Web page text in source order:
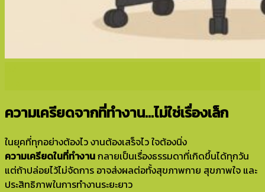
ความเครียดจากที่ทำงาน…ไม่ใช่เรื่องเล็ก
ในยุคที่ทุกอย่างต้องไว งานต้องเสร็จไว ใจต้องนิ่ง
ความเครียดในที่ทำงานกลายเป็นเรื่องธรรมดาที่เกิดขึ้นได้ทุกวัน
แต่ถ้าปล่อยไว้ไม่จัดการ อาจส่งผลต่อทั้งสุขภาพกาย สุขภาพใจ และ
ประสิทธิภาพในการทำงานระยะยาว